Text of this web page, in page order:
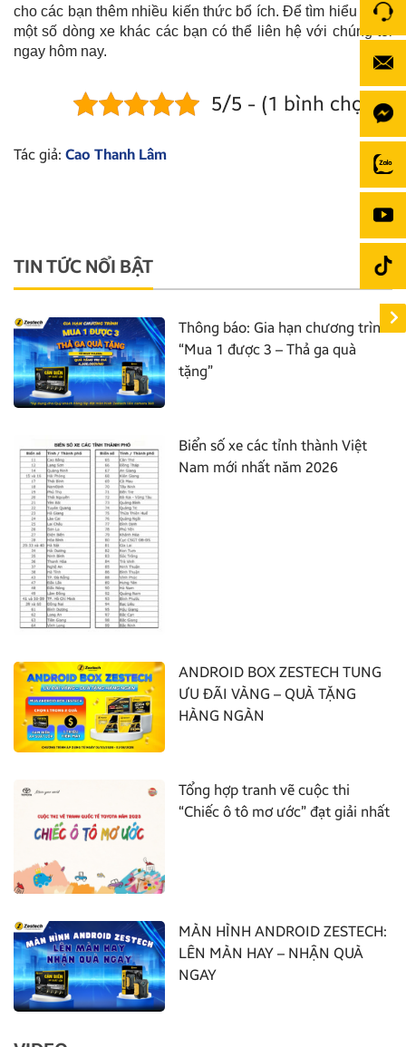
cho các bạn thêm nhiều kiến thức bổ ích. Để tìm hiểu thêm
một số dòng xe khác các bạn có thể liên hệ với chúng tôi
ngay hôm nay.
5/5 - (1 bình chọn)
Tác giả: Cao Thanh Lâm
TIN TỨC NỔI BẬT
Thông báo: Gia hạn chương trình
“Mua 1 được 3 – Thả ga quà
tặng”
Biển số xe các tỉnh thành Việt
Nam mới nhất năm 2026
ANDROID BOX ZESTECH TUNG
ƯU ĐÃI VÀNG – QUÀ TẶNG
HÀNG NGÀN
Tổng hợp tranh vẽ cuộc thi
“Chiếc ô tô mơ ước” đạt giải nhất
MÀN HÌNH ANDROID ZESTECH:
LÊN MÀN HAY – NHẬN QUÀ
NGAY